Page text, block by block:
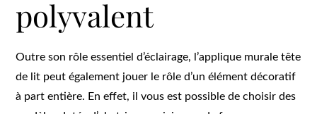
polyvalent
Outre son rôle essentiel d’éclairage, l’applique murale tête
de lit peut également jouer le rôle d’un élément décoratif
à part entière. En effet, il vous est possible de choisir des